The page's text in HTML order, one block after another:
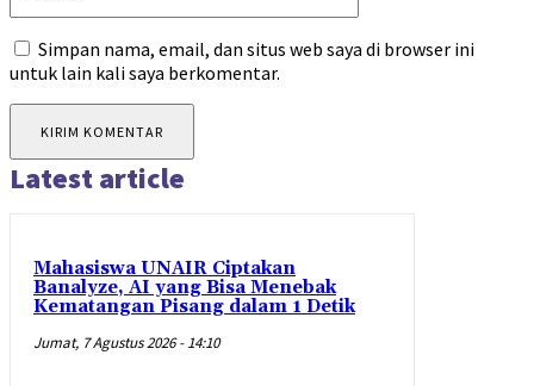
Simpan nama, email, dan situs web saya di browser ini
untuk lain kali saya berkomentar.
Latest article
Mahasiswa UNAIR Ciptakan
Banalyze, AI yang Bisa Menebak
Kematangan Pisang dalam 1 Detik
Jumat, 7 Agustus 2026 - 14:10